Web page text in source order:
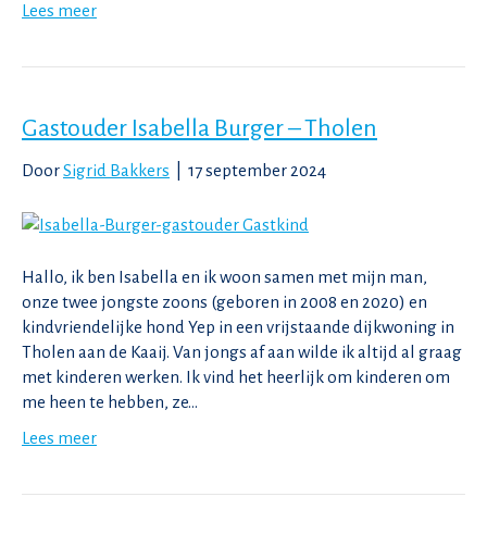
Lees meer
Gastouder Isabella Burger – Tholen
DoorSigrid Bakkers 17 september 2024
Hallo, ik ben Isabella en ik woon samen met mijn man,
onze twee jongste zoons (geboren in 2008 en 2020) en
kindvriendelijke hond Yep in een vrijstaande dijkwoning in
Tholen aan de Kaaij. Van jongs af aan wilde ik altijd al graag
met kinderen werken. Ik vind het heerlijk om kinderen om
me heen te hebben, ze…
Lees meer